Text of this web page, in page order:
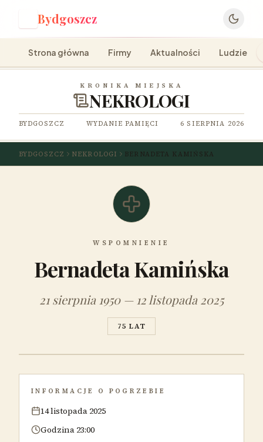
Bydgoszcz
Strona główna Firmy Aktualności Ludzie
KRONIKA MIEJSKA
NEKROLOGI
BYDGOSZCZ WYDANIE PAMIĘCI 6 SIERPNIA 2026
BYDGOSZCZ NEKROLOGI BERNADETA KAMIŃSKA
WSPOMNIENIE
Bernadeta Kamińska
21 sierpnia 1950 — 12 listopada 2025
75 LAT
INFORMACJE O POGRZEBIE
14 listopada 2025
Godzina 23:00